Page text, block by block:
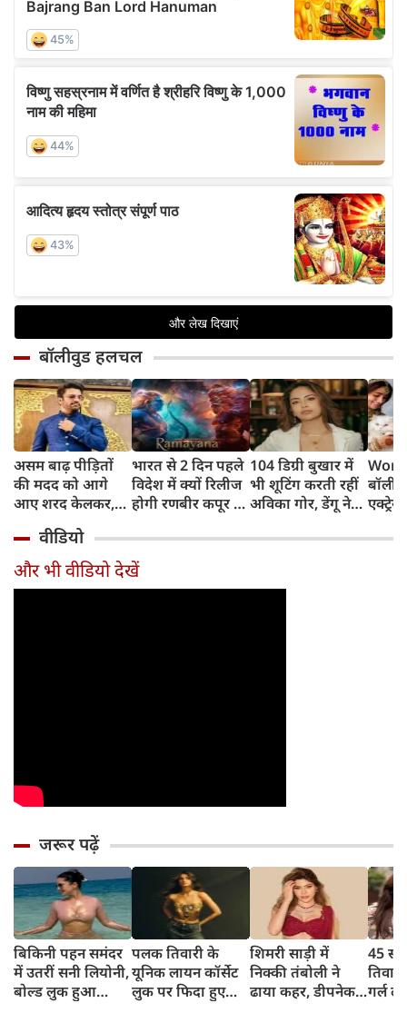
बॉलीवुड हलचल
असम बाढ़ पीड़ितों
की मदद को आगे
आए शरद केलकर,
साथ की भावुक
अपील
भारत से 2 दिन पहले
विदेश में क्यों रिलीज
होगी रणबीर कपूर की
मल्होत्रा ने बताया
रिलीज प्लान
104 डिग्री बुखार में
भी शूटिंग करती रहीं
अविका गोर, डेंगू ने
अस्पताल में भर्ती
प्यार
वीडियो
और भी वीडियो देखें
जरूर पढ़ें
बिकिनी पहन समंदर
में उतरीं सनी लियोनी,
बोल्ड लुक हुआ
पलक तिवारी के
यूनिक लायन कॉर्सेट
लुक पर फिदा हुए
शिमरी साड़ी में
निक्की तंबोली ने
ढाया कहर, डीपनेक
45
गर्ल